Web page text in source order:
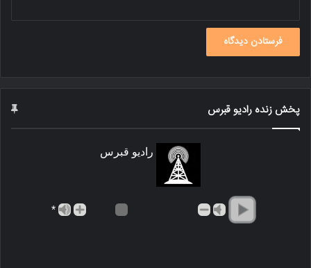
پخش زنده رادیو قبرس
رادیو قبرس
*